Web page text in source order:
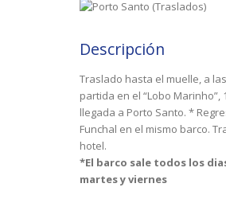
Descripción
Traslado hasta el muelle, a
partida en el “Lobo Marinho”,
llegada a Porto Santo. *
Funchal en el mismo barco.
hotel.
*El barco sale todos los
martes y viernes